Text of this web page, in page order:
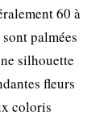
60 à
palmées
silhouette
fleurs
coloris